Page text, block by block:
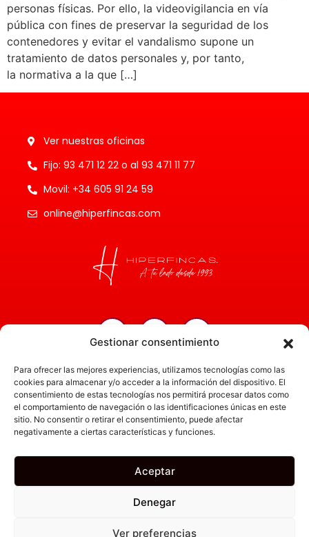
Gestionar consentimiento
Para ofrecer las mejores experiencias, utilizamos tecnologías como las
cookies para almacenar y/o acceder a la información del dispositivo. El
consentimiento de estas tecnologías nos permitirá procesar datos como
el comportamiento de navegación o las identificaciones únicas en este
sitio. No consentir o retirar el consentimiento, puede afectar
negativamente a ciertas características y funciones.
Aceptar
Denegar
Ver preferencias
personas físicas. Por ello, la videovigilancia en vía
pública con fines de preservar la seguridad de los
contenedores y evitar el vandalismo supone un
tratamiento de datos personales y, por tanto,
la normativa a la que […]
Ver nuestras oficinas
Fijo: 93 471 12 22 o al 93 471 11 77
Movil: +34 605 91 24 59
online@hiperfincas.com
Servicios
Administración
Actualidad
Empresa
Política de Privacidad